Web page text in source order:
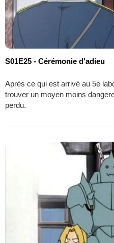
S01E25 - Cérémonie d'adieu
Après ce qui est arrivé au 5e
trouver un moyen moins
perdu.